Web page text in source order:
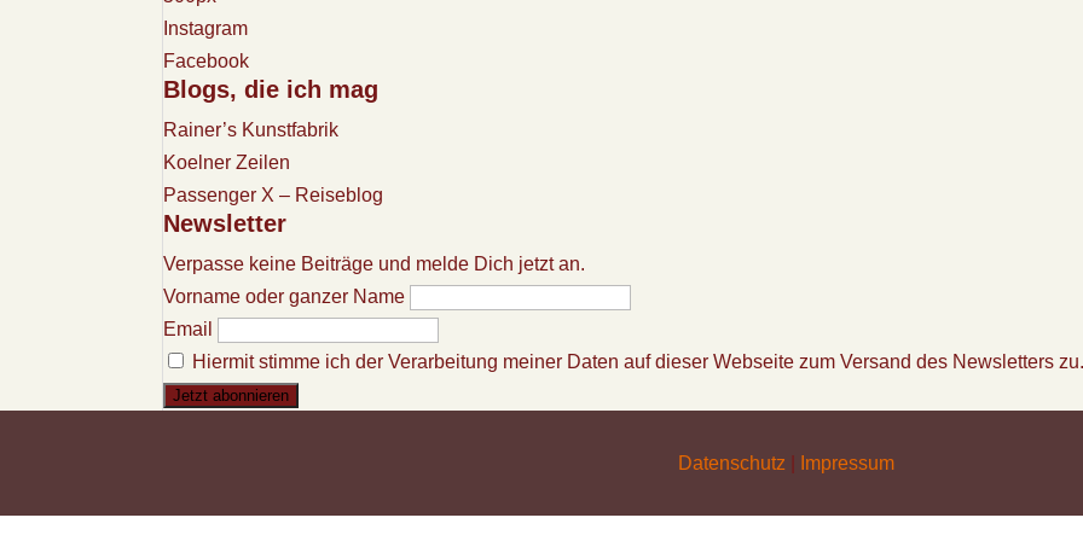
Instagram
Facebook
Blogs, die ich mag
Rainer’s Kunstfabrik
Koelner Zeilen
Passenger X – Reiseblog
Newsletter
Verpasse keine Beiträge und melde Dich jetzt an.
Vorname oder ganzer Name
Email
Hiermit stimme ich der Verarbeitung meiner Daten auf dieser Webseite zum Versand des Newsletters
Datenschutz Impressum